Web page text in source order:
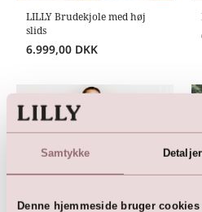
Samtykke Detaljer
Denne hjemmeside bruger cookies
LILLY Brudekjole med høj
slids
6.999,00 DKK